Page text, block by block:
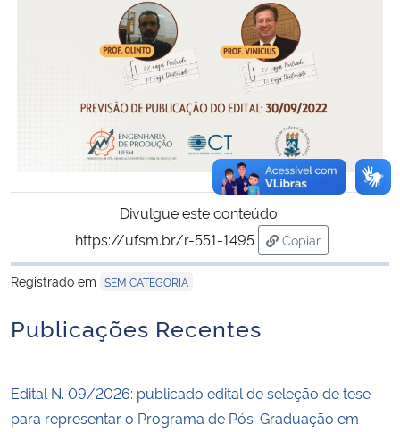
Divulgue este conteúdo:
https://ufsm.br/r-551-1495
Copiar
para área de
Registrado em SEM CATEGORIA
Publicações Recentes
Edital N. 09/2026: publicado edital de seleção de tese
para representar o Programa de Pós-Graduação em